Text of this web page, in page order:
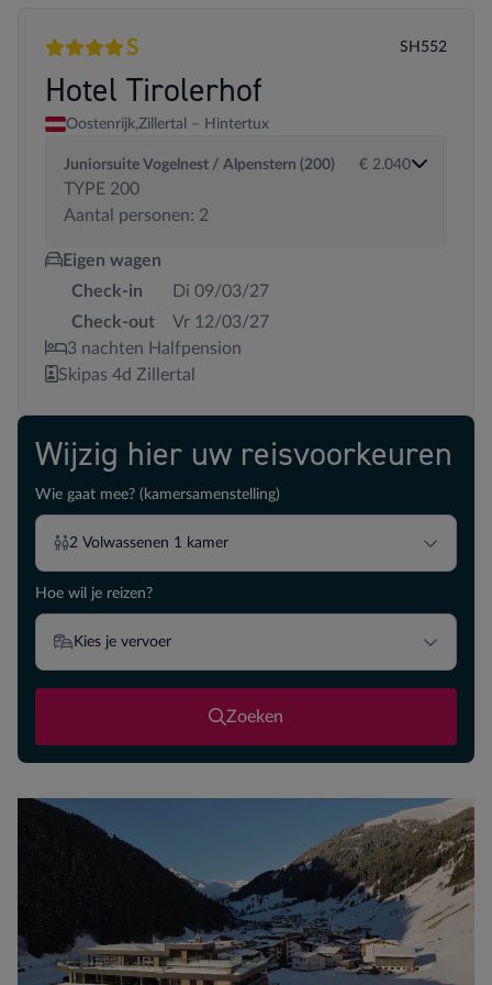
4 sterrenSuperior
S SH552
Hotel Tirolerhof
Oostenrijk,Zillertal – Hintertux
Juniorsuite Vogelnest / Alpenstern (200)
TYPE 200
Aantal personen: 2
€ 2.040
Eigen wagen
Check-in
Di 09/03/27
Check-out
Vr 12/03/27
3 nachten Halfpension
Skipas 4d Zillertal
Wijzig hier uw reisvoorkeuren
Wie gaat mee? (kamersamenstelling)
2 Volwassenen 1 kamer
Hoe wil je reizen?
Kies je vervoer
Zoeken